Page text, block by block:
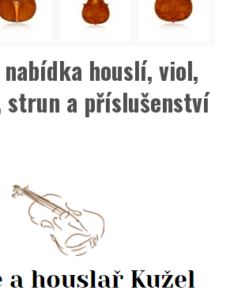
houslí, viol,
strun a příslušenství